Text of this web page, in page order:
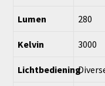
Lumen 280
Kelvin 3000
Lichtbediening